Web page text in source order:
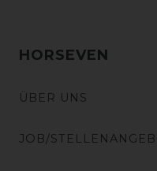
HORSEVEN
ÜBER UNS
JOB/